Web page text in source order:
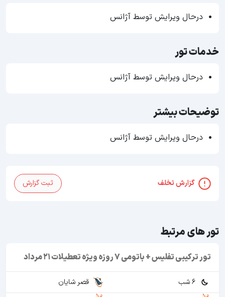
درحال ویرایش توسط آژانس
خدمات تور
درحال ویرایش توسط آژانس
توضیحات بیشتر
درحال ویرایش توسط آژانس
گزارش تخلف ثبت گزارش
تور های مرتبط
تور ترکیبی تفلیس + باتومی 7 روزه ویژه تعطیلات 21 مرداد
6 شب قصر شایان